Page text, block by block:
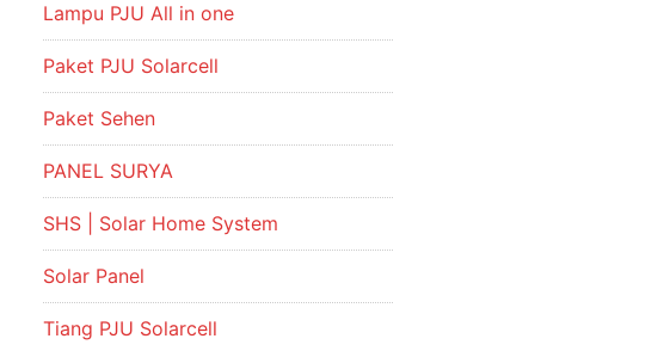
Lampu PJU All in one
Paket PJU Solarcell
Paket Sehen
PANEL SURYA
SHS | Solar Home System
Solar Panel
Tiang PJU Solarcell